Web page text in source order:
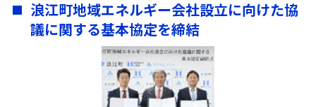
浪江町地域エネルギー会社設立に向けた協
議に関する基本協定を締結